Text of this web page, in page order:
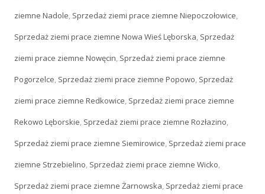
ziemne Nadole, Sprzedaż ziemi prace ziemne Niepoczołowice,
Sprzedaż ziemi prace ziemne Nowa Wieś Lęborska, Sprzedaż
ziemi prace ziemne Nowęcin, Sprzedaż ziemi prace ziemne
Pogorzelce, Sprzedaż ziemi prace ziemne Popowo, Sprzedaż
ziemi prace ziemne Redkowice, Sprzedaż ziemi prace ziemne
Rekowo Lęborskie, Sprzedaż ziemi prace ziemne Rozłazino,
Sprzedaż ziemi prace ziemne Siemirowice, Sprzedaż ziemi prace
ziemne Strzebielino, Sprzedaż ziemi prace ziemne Wicko,
Sprzedaż ziemi prace ziemne Żarnowska, Sprzedaż ziemi prace